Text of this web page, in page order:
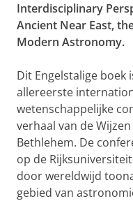
Interdisciplinary
Ancient Near East,
Modern Astronomy.
Dit Engelstalige boek
allereerste
wetenschappelijke
verhaal van de
Bethlehem. De
op de
door wereldwijd
gebied van